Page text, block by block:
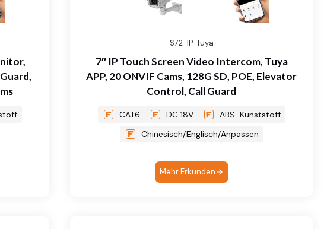
S72-IP-Tuya
7″ IP Touch Screen Video Intercom, Tuya
APP, 20 ONVIF Cams, 128G SD, POE, Elevator
Control, Call Guard
CAT6 DC 18V
ABS-Kunststoff
Chinesisch/Englisch/Anpassen
Mehr Erkunden